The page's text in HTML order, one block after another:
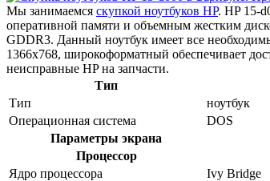
Мы занимаемся скупкой ноутбуков HP. HP 15-
оперативной памяти и объемным жестким
GDDR3. Данный ноутбук имеет все
1366x768, широкоформатный обеспечивает
неисправные HP на запчасти.
Тип
Тип
ноутбук
Операционная система
DOS
Параметры экрана
Процессор
Ядро процессора
Ivy Bridge